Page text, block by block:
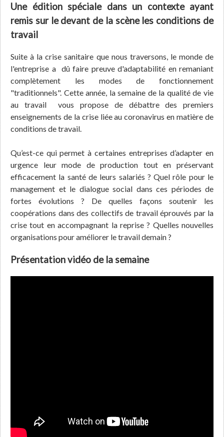
Une édition spéciale dans un contexte ayant
remis sur le devant de la scène les conditions de
travail
Suite à la crise sanitaire que nous traversons, le monde de
l'entreprise a dû faire preuve d'adaptabilité en remaniant
complètement les modes de fonctionnement
"traditionnels". Cette année, la semaine de la qualité de vie
au travail vous propose de débattre des premiers
enseignements de la crise liée au coronavirus en matière de
conditions de travail.
Qu’est-ce qui permet à certaines entreprises d’adapter en
urgence leur mode de production tout en préservant
efficacement la santé de leurs salariés ? Quel rôle pour le
management et le dialogue social dans ces périodes de
fortes évolutions ? De quelles façons soutenir les
coopérations dans des collectifs de travail éprouvés par la
crise tout en accompagnant la reprise ? Quelles nouvelles
organisations pour améliorer le travail demain ?
Présentation vidéo de la semaine